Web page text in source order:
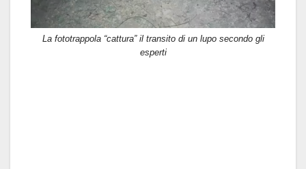
La fototrappola “cattura” il transito di un lupo secondo gli
esperti